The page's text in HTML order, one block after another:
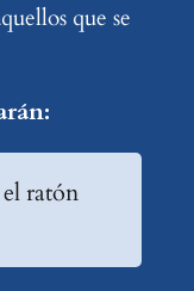
que se
ratón